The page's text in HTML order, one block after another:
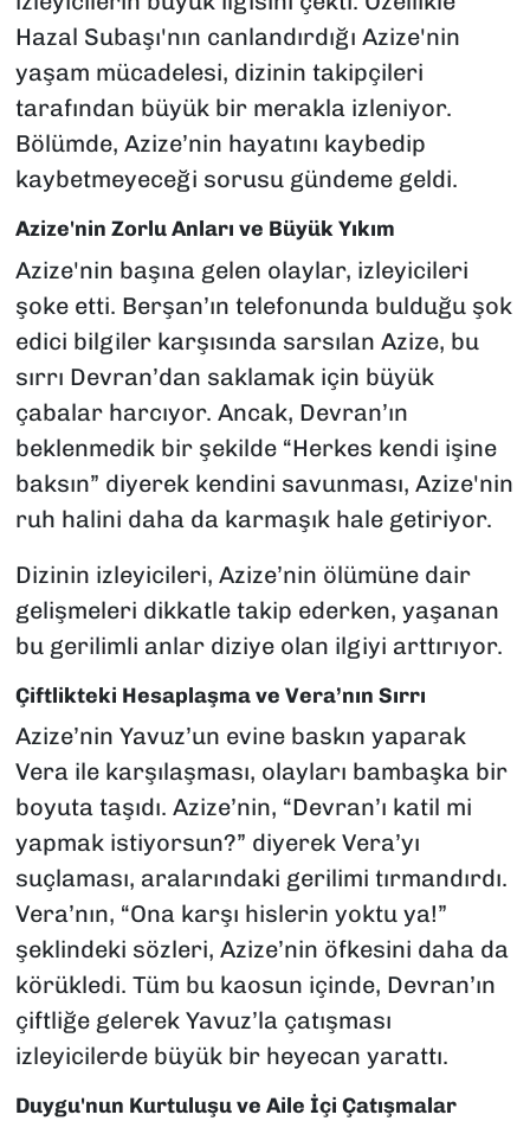
Hazal Subaşı'nın canlandırdığı Azize'nin
yaşam mücadelesi, dizinin takipçileri
tarafından büyük bir merakla izleniyor.
Bölümde, Azize’nin hayatını kaybedip
kaybetmeyeceği sorusu gündeme geldi.
Azize'nin Zorlu Anları ve Büyük Yıkım
Azize'nin başına gelen olaylar, izleyicileri
şoke etti. Berşan’ın telefonunda bulduğu şok
edici bilgiler karşısında sarsılan Azize, bu
sırrı Devran’dan saklamak için büyük
çabalar harcıyor. Ancak, Devran’ın
beklenmedik bir şekilde “Herkes kendi işine
baksın” diyerek kendini savunması, Azize'nin
ruh halini daha da karmaşık hale getiriyor.
Dizinin izleyicileri, Azize’nin ölümüne dair
gelişmeleri dikkatle takip ederken, yaşanan
bu gerilimli anlar diziye olan ilgiyi arttırıyor.
Çiftlikteki Hesaplaşma ve Vera’nın Sırrı
Azize’nin Yavuz’un evine baskın yaparak
Vera ile karşılaşması, olayları bambaşka bir
boyuta taşıdı. Azize’nin, “Devran’ı katil mi
yapmak istiyorsun?” diyerek Vera’yı
suçlaması, aralarındaki gerilimi tırmandırdı.
Vera’nın, “Ona karşı hislerin yoktu ya!”
şeklindeki sözleri, Azize’nin öfkesini daha da
körükledi. Tüm bu kaosun içinde, Devran’ın
çiftliğe gelerek Yavuz’la çatışması
izleyicilerde büyük bir heyecan yarattı.
Duygu'nun Kurtuluşu ve Aile İçi Çatışmalar